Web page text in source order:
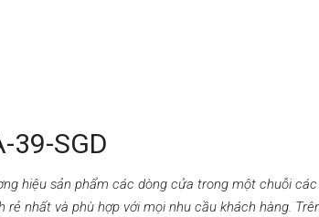
39-SGD
hiệu sản phẩm các dòng cửa trong một chuỗi
nhất và phù hợp với mọi nhu cầu khách hàng.